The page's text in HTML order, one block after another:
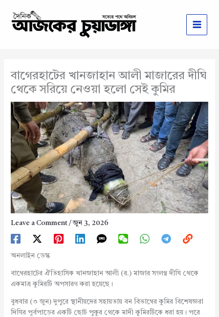
content
বাগেরহাটের খানজাহান আলী মাজারের দীঘি
থেকে সরিয়ে নেওয়া হলো সেই কুমির
Leave a Comment /জুন 3, 2026
অনলাইন ডেস্ক
বাগেরহাটের ঐতিহাসিক খানজাহান আলী (র.) মাজার সংলগ্ন দীঘি থেকে
একমাত্র কুমিরটি অপসারণ করা হয়েছে।
বুধবার (৩ জুন) দুপুরে স্থানীয়দের সহায়তায় বন বিভাগের কুমির বিশেষজ্ঞরা
দিঘির পূর্বপাড়ের একটি ছোট পুকুর থেকে মাদী কুমিরটিকে ধরা হয়। পরে